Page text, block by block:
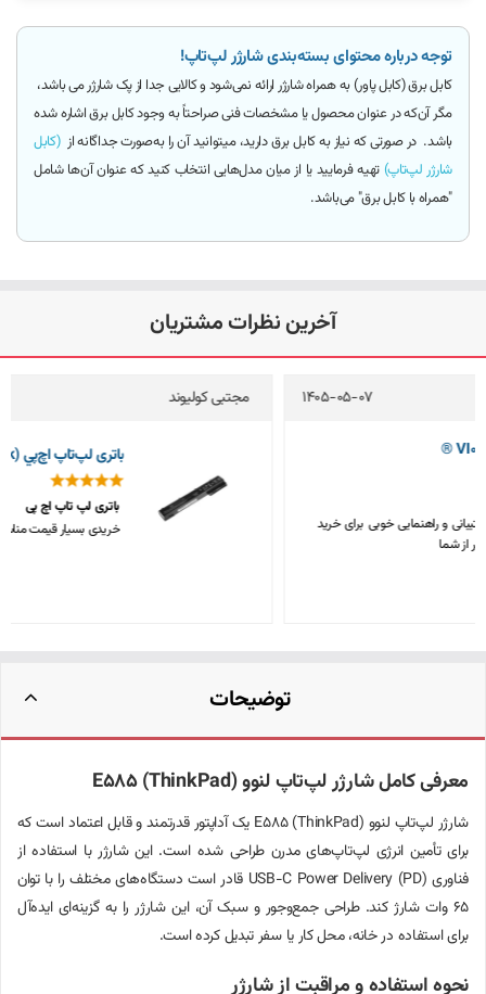
توجه درباره محتوای بسته‌بندی شارژر لپ‌تاپ!
کابل برق (کابل پاور)به همراه شارژر ارائه نمی‌شود و کالایی جدا از پک شارژر می باشد،
مگر آن‌کهدر عنوان محصول یا مشخصات فنی صراحتاً به وجود کابل برق اشاره شده
باشد. در صورتی که نیاز به کابل برق دارید، میتوانید آن را به‌صورت جداگانه از (کابل
شارژر لپ‌تاپ) تهیه فرمایید یا از میان مدل‌هایی انتخاب کنید که عنوان آن‌ها شامل
"همراه با کابل برق"می‌باشد.
آخرین نظرات مشتریان
مجتبی کولیوند
خریدی بسیار قیمت مناسب و باکیفیت، متشکرم
توضیحات
معرفی کامل شارژر لپ‌تاپ لنوو E585 (ThinkPad)
شارژر لپ‌تاپ لنوو E585 (ThinkPad) یک آداپتور قدرتمند و قابل اعتماد است که
برای تأمین انرژی لپ‌تاپ‌های مدرن طراحی شده است. این شارژر با استفاده از
فناوری USB-C Power Delivery (PD) قادر است دستگاه‌های مختلف را با توان
65 وات شارژ کند. طراحی جمع‌وجور و سبک آن، این شارژر را به گزینه‌ای ایده‌آل
برای استفاده در خانه، محل کار یا سفر تبدیل کرده است.
نحوه استفاده و مراقبت از شارژر